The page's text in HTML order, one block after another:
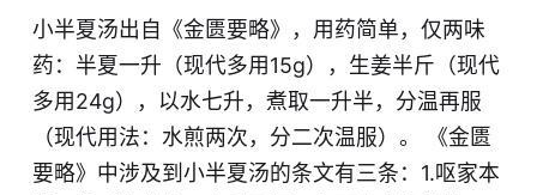
小半夏汤出自《金匮要略》，用药简单，仅两味
药：半夏一升（现代多用15g），生姜半斤（现代
多用24g），以水七升，煮取一升半，分温再服
（现代用法：水煎两次，分二次温服）。 《金匮
要略》中涉及到小半夏汤的条文有三条：1.呕家本